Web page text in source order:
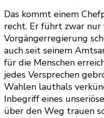
Das kommt einem
recht. Er führt zwar
Vorgängerregierung
auch seit seinem
für die Menschen
jedes Versprechen
Wahlen lauthals
Inbegriff eines
über den Weg trauen